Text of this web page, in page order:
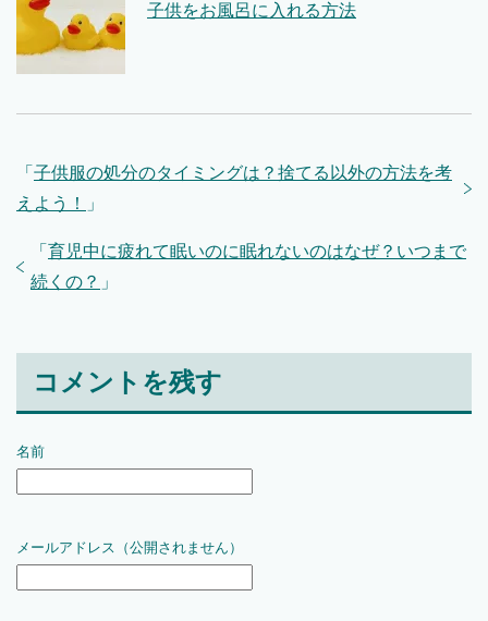
子供をお風呂に入れる方法
「 子供服の処分のタイミングは？捨てる以外の方法を考
えよう！
」
「 育児中に疲れて眠いのに眠れないのはなぜ？いつまで
続くの？ 」
コメントを残す
名前
メールアドレス（公開されません）